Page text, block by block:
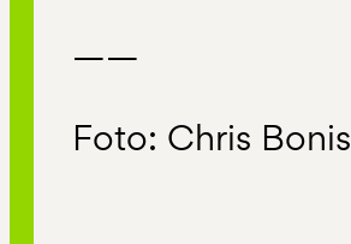
——
Foto: Chris Bonis